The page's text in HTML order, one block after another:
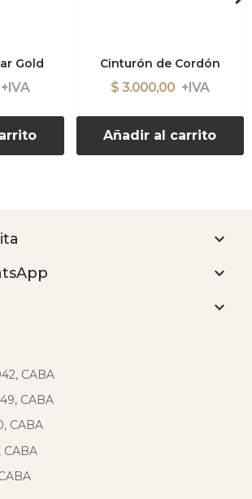
Gold Cinturón de Cordón
$ 3.000,00
Añadir al carrito



CABA
CABA
CABA
CABA